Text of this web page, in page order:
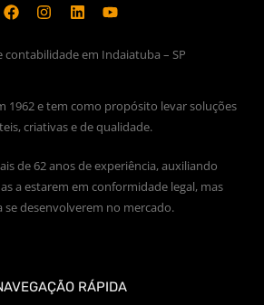
contabilidade em Indaiatuba – SP
1962 e tem como propósito levar soluções
criativas e de qualidade.
de 62 anos de experiência, auxiliando
a estarem em conformidade legal, mas
se desenvolverem no mercado.
RÁPIDA